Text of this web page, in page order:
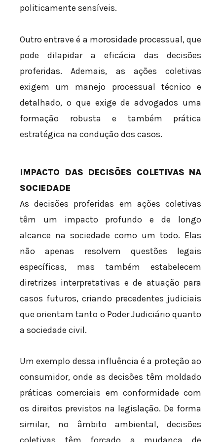
politicamente sensíveis.
Outro entrave é a morosidade processual, que
pode dilapidar a eficácia das decisões
proferidas. Ademais, as ações coletivas
exigem um manejo processual técnico e
detalhado, o que exige de advogados uma
formação robusta e também prática
estratégica na condução dos casos.
IMPACTO DAS DECISÕES COLETIVAS NA
SOCIEDADE
As decisões proferidas em ações coletivas
têm um impacto profundo e de longo
alcance na sociedade como um todo. Elas
não apenas resolvem questões legais
específicas, mas também estabelecem
diretrizes interpretativas e de atuação para
casos futuros, criando precedentes judiciais
que orientam tanto o Poder Judiciário quanto
a sociedade civil.
Um exemplo dessa influência é a proteção ao
consumidor, onde as decisões têm moldado
práticas comerciais em conformidade com
os direitos previstos na legislação. De forma
similar, no âmbito ambiental, decisões